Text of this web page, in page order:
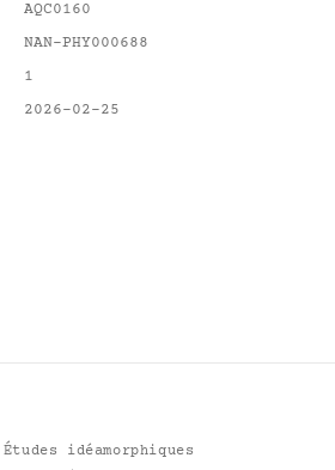
AQC0160
NAN-PHY000688
1
2026-02-25
Études idéamorphiques